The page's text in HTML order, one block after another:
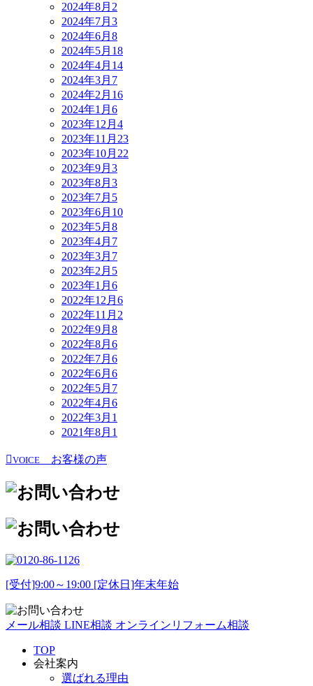
2024年8月 2
2024年7月 3
2024年6月 8
2024年5月 18
2024年4月 14
2024年3月 7
2024年2月 16
2024年1月 6
2023年12月 4
2023年11月 23
2023年10月 22
2023年9月 3
2023年8月 3
2023年7月 5
2023年6月 10
2023年5月 8
2023年4月 7
2023年3月 7
2023年2月 5
2023年1月 6
2022年12月 6
2022年11月 2
2022年9月 8
2022年8月 6
2022年7月 6
2022年6月 6
2022年5月 7
2022年4月 6
2022年3月 1
2021年8月 1
VOICE お客様の声
[受付]9:00～19:00 [定休日]年末年始
メール相談 LINE相談 オンラインリフォーム相談
TOP
会社案内
選ばれる理由